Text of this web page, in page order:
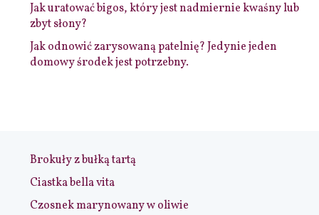
Jak uratować bigos, który jest nadmiernie kwaśny lub
zbyt słony?
Jak odnowić zarysowaną patelnię? Jedynie jeden
domowy środek jest potrzebny.
Brokuły z bułką tartą
Ciastka bella vita
Czosnek marynowany w oliwie